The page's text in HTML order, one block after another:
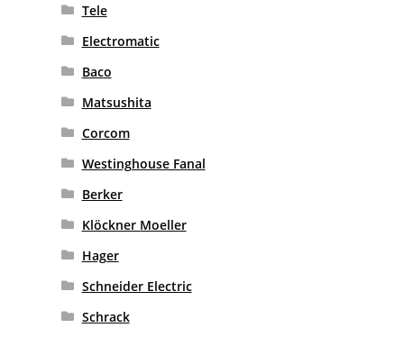
Tele
Electromatic
Baco
Matsushita
Corcom
Westinghouse Fanal
Berker
Klöckner Moeller
Hager
Schneider Electric
Schrack